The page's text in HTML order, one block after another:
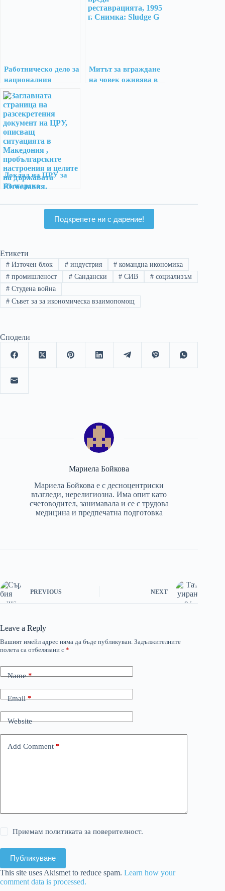
Работническо дело за
националния
въпрос, 1933 г.
Митът за вграждане
на човек оживява в
Доклад на ЦРУ за
българска
Югославия, 1949 г.
Подкрепете ни с дарение!
Етикети
#Източен блок #индустрия # командна икономика
#промишленост #Сандански # СИВ # социализъм
#Студена война
#Съвет за за икономическа взаимопомощ
Сподели
Мариела Бойкова
Мариела Бойкова е с десноцентриски
възгледи, нерелигиозна. Има опит като
счетоводител, занимавала и се с трудова
медицина и предпечатна подготовка
PREVIOUS NEXT
Leave a Reply
Вашият имейл адрес няма да бъде публикуван. Задължителните
полета са отбелязани с *
Name*
Email*
Website
Add Comment *
Приемам политиката за поверителност.
Публикуване
This site uses Akismet to reduce spam. Learn how your
comment data is processed.